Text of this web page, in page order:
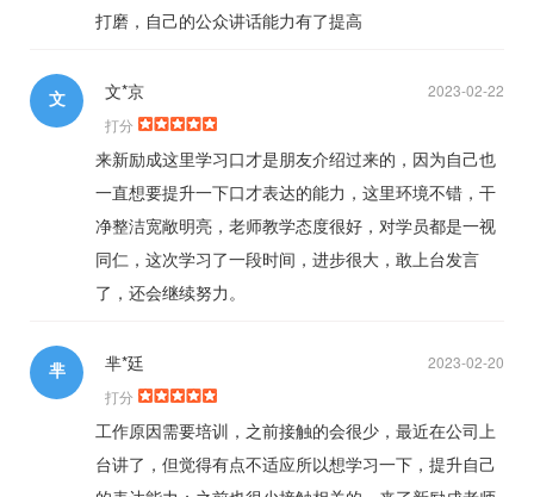
打磨，自己的公众讲话能力有了提高
文 2023-02-22
文*京
打分
来新励成这里学习口才是朋友介绍过来的，因为自己也
一直想要提升一下口才表达的能力，这里环境不错，干
净整洁宽敞明亮，老师教学态度很好，对学员都是一视
同仁，这次学习了一段时间，进步很大，敢上台发言
了，还会继续努力。
芈 2023-02-20
芈*廷
打分
工作原因需要培训，之前接触的会很少，最近在公司上
台讲了，但觉得有点不适应所以想学习一下，提升自己